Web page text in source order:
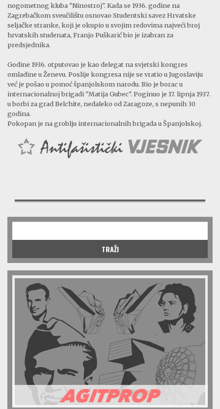
nogometnog kluba "Ninostroj". Kada se 1936. godine na
Zagrebačkom sveučilištu osnovao Studentski savez Hrvatske
seljačke stranke, koji je okupio u svojim redovima najveći broj
hrvatskih studenata, Franjo Puškarić bio je izabran za
predsjednika.
Godine 1936. otputovao je kao delegat na svjetski kongres
omladine u Ženevu. Poslije kongresa nije se vratio u Jugoslaviju
već je pošao u pomoć španjolskom narodu. Bio je borac u
internacionalnoj brigadi "Matija Gubec". Poginuo je 17. lipnja 1937.
u borbi za grad Belchite, nedaleko od Zaragoze, s nepunih 30
godina.
Pokopan je na groblju internacionalnih brigada u Španjolskoj.